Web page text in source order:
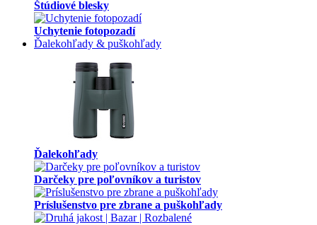
Štúdiové blesky
Uchytenie fotopozadí
Ďalekohľady & puškohľady
Ďalekohľady
Darčeky pre poľovníkov a turistov
Príslušenstvo pre zbrane a puškohľady